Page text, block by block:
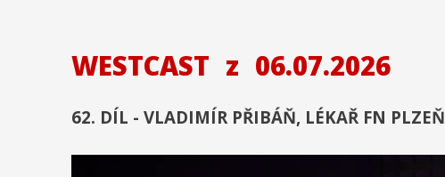
WESTCAST z 06.07.2026
62. DÍL - VLADIMÍR PŘIBÁŇ, LÉKAŘ FN PLZEŇ